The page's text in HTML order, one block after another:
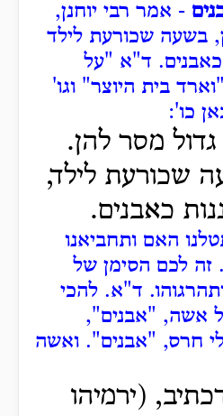
- אמר רבי יוחנן,
בשעה שכורעת לילד
ד"א "על
בית היוצר" וגו'
כו':
מסר להן.
שכורעת לילד,
כאבנים.
האם ותחביאנו
זה לכם הסימן של
ד"א. להכי
אשה, "אבנים",
חרס, "אבנים". ואשה
(ירמיהו